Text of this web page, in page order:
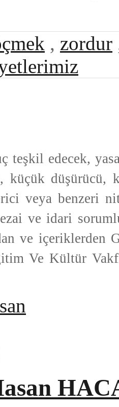
, zordur
teşkil edecek,
küçük
veya benzeri
ve idari
ve içeriklerden
Ve Kültür